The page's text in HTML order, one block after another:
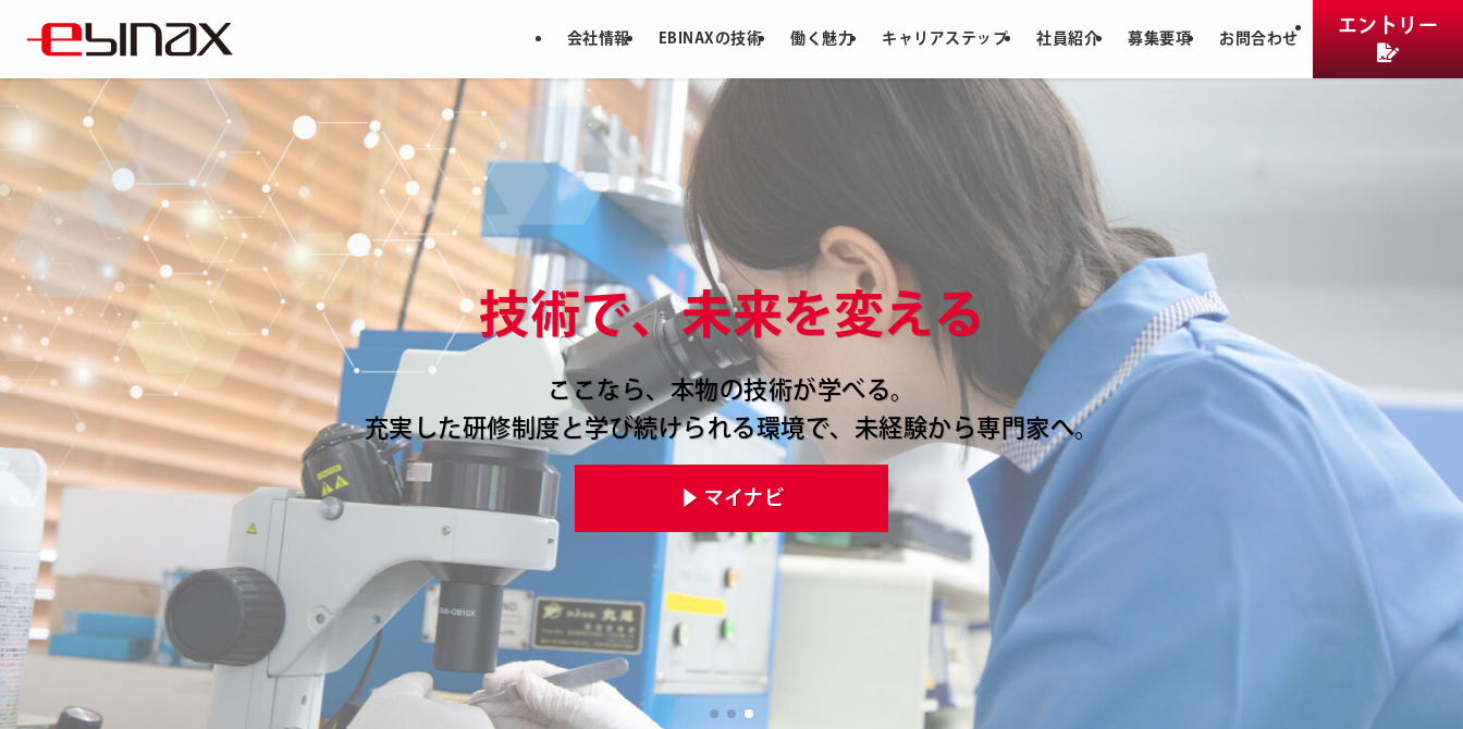
会社情報 EBINAXの技術 働く魅力 キャリアステップ 社員紹介 募集要項 お問合わせ エントリー
技術で、未来を変える
ここなら、本物の技術が学べる。
充実した研修制度と学び続けられる環境で、未経験から専門家へ。
▶︎ マイナビ
技術で、未来を変える
ここなら、本物の技術が学べる。
充実した研修制度と学び続けられる環境で、未経験から専門家へ。
▶︎ マイナビ
技術で、未来を変える
ここなら、本物の技術が学べる。
充実した研修制度と学び続けられる環境で、未経験から専門家へ。
▶︎ マイナビ
技術で、未来を変える
ここなら、本物の技術が学べる。
充実した研修制度と学び続けられる環境で、未経験から専門家へ。
▶︎ マイナビ
技術で、未来を変える
ここなら、本物の技術が学べる。
充実した研修制度と学び続けられる環境で、未経験から専門家へ。
▶︎ マイナビ